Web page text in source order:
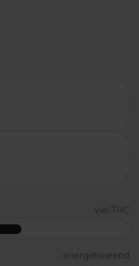
viel THC
energetisierend